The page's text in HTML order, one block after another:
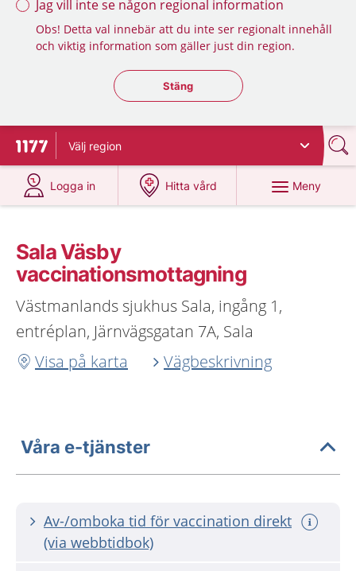
Jag vill inte se någon regional information
Obs! Detta val innebär att du inte ser regionalt innehåll
och viktig information som gäller just din region.
Stäng regionsväljaren
Stäng
Till startsidan för 1177
Välj region
Logga in
på 1177.se
Hitta vård
på 1177.se
Meny
Sala Väsby
vaccinationsmottagning
Västmanlands sjukhus Sala, ingång 1,
entréplan, Järnvägsgatan 7A, Sala
Visa på karta
Vägbeskrivning
Våra e-tjänster
Av-/omboka tid för vaccination direkt
(via webbtidbok)